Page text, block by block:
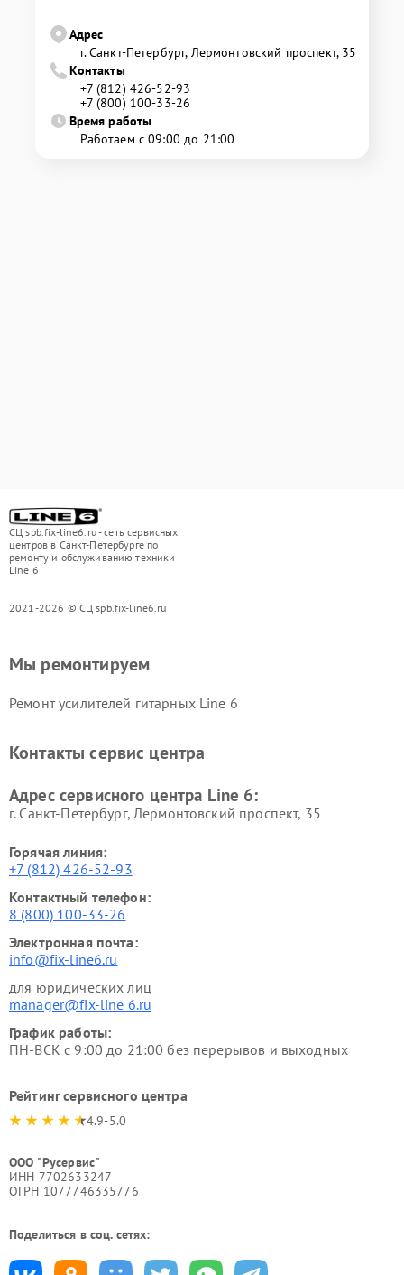
Адрес
г. Санкт-Петербург, Лермонтовский проспект, 35
Контакты
+7 (812) 426-52-93
+7 (800) 100-33-26
Время работы
Работаем с 09:00 до 21:00
СЦ spb.fix-line6.ru - сеть сервисных
центров в Санкт-Петербурге по
ремонту и обслуживанию техники
Line 6
2021-2026 © СЦ spb.fix-line6.ru
Мы ремонтируем
Ремонт усилителей гитарных Line 6
Контакты сервис центра
Адрес сервисного центра Line 6:
г. Санкт-Петербург, Лермонтовский проспект, 35
Горячая линия:
+7 (812) 426-52-93
Контактный телефон:
8 (800) 100-33-26
Электронная почта:
info@fix-line6.ru
для юридических лиц
manager@fix-line 6.ru
График работы:
ПН-ВСК с 9:00 до 21:00 без перерывов и выходных
Рейтинг сервисного центра
4.9-5.0
ООО "Русервис"
ИНН 7702633247
ОГРН 1077746335776
Поделиться в соц. сетях: